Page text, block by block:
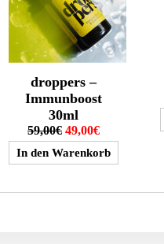
droppers –
Immunboost
30ml
59,00€ 49,00€